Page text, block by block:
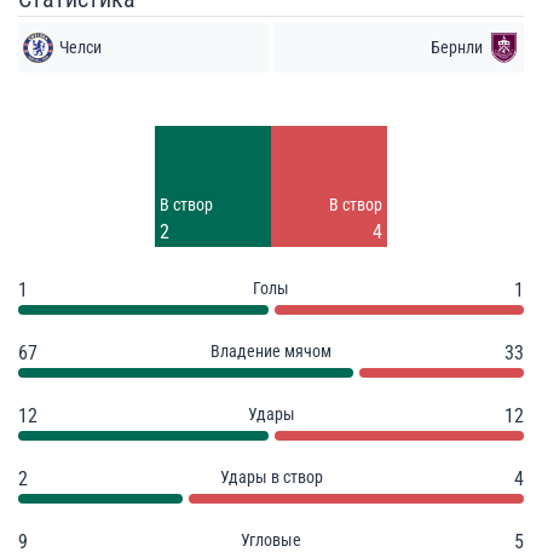
Челси Бернли
В створ
2
В створ
4
1 Голы 1
67 Владение мячом 33
12 Удары 12
2 Удары в створ 4
9 Угловые 5